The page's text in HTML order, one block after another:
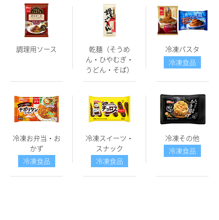
調理用ソース
乾麺（そうめ
ん・ひやむぎ・
うどん・そば）
冷凍パスタ
冷凍食品
冷凍お弁当・お
かず
冷凍食品
冷凍スイーツ・
スナック
冷凍食品
冷凍その他
冷凍食品